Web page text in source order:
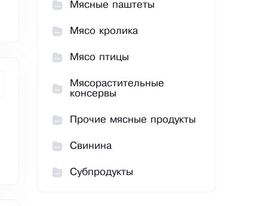
Мясные паштеты
Мясо кролика
Мясо птицы
Мясорастительные
консервы
Прочие мясные продукты
Свинина
Субпродукты